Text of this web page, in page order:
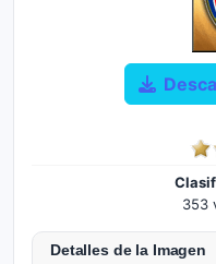
353
Detalles de la Imagen